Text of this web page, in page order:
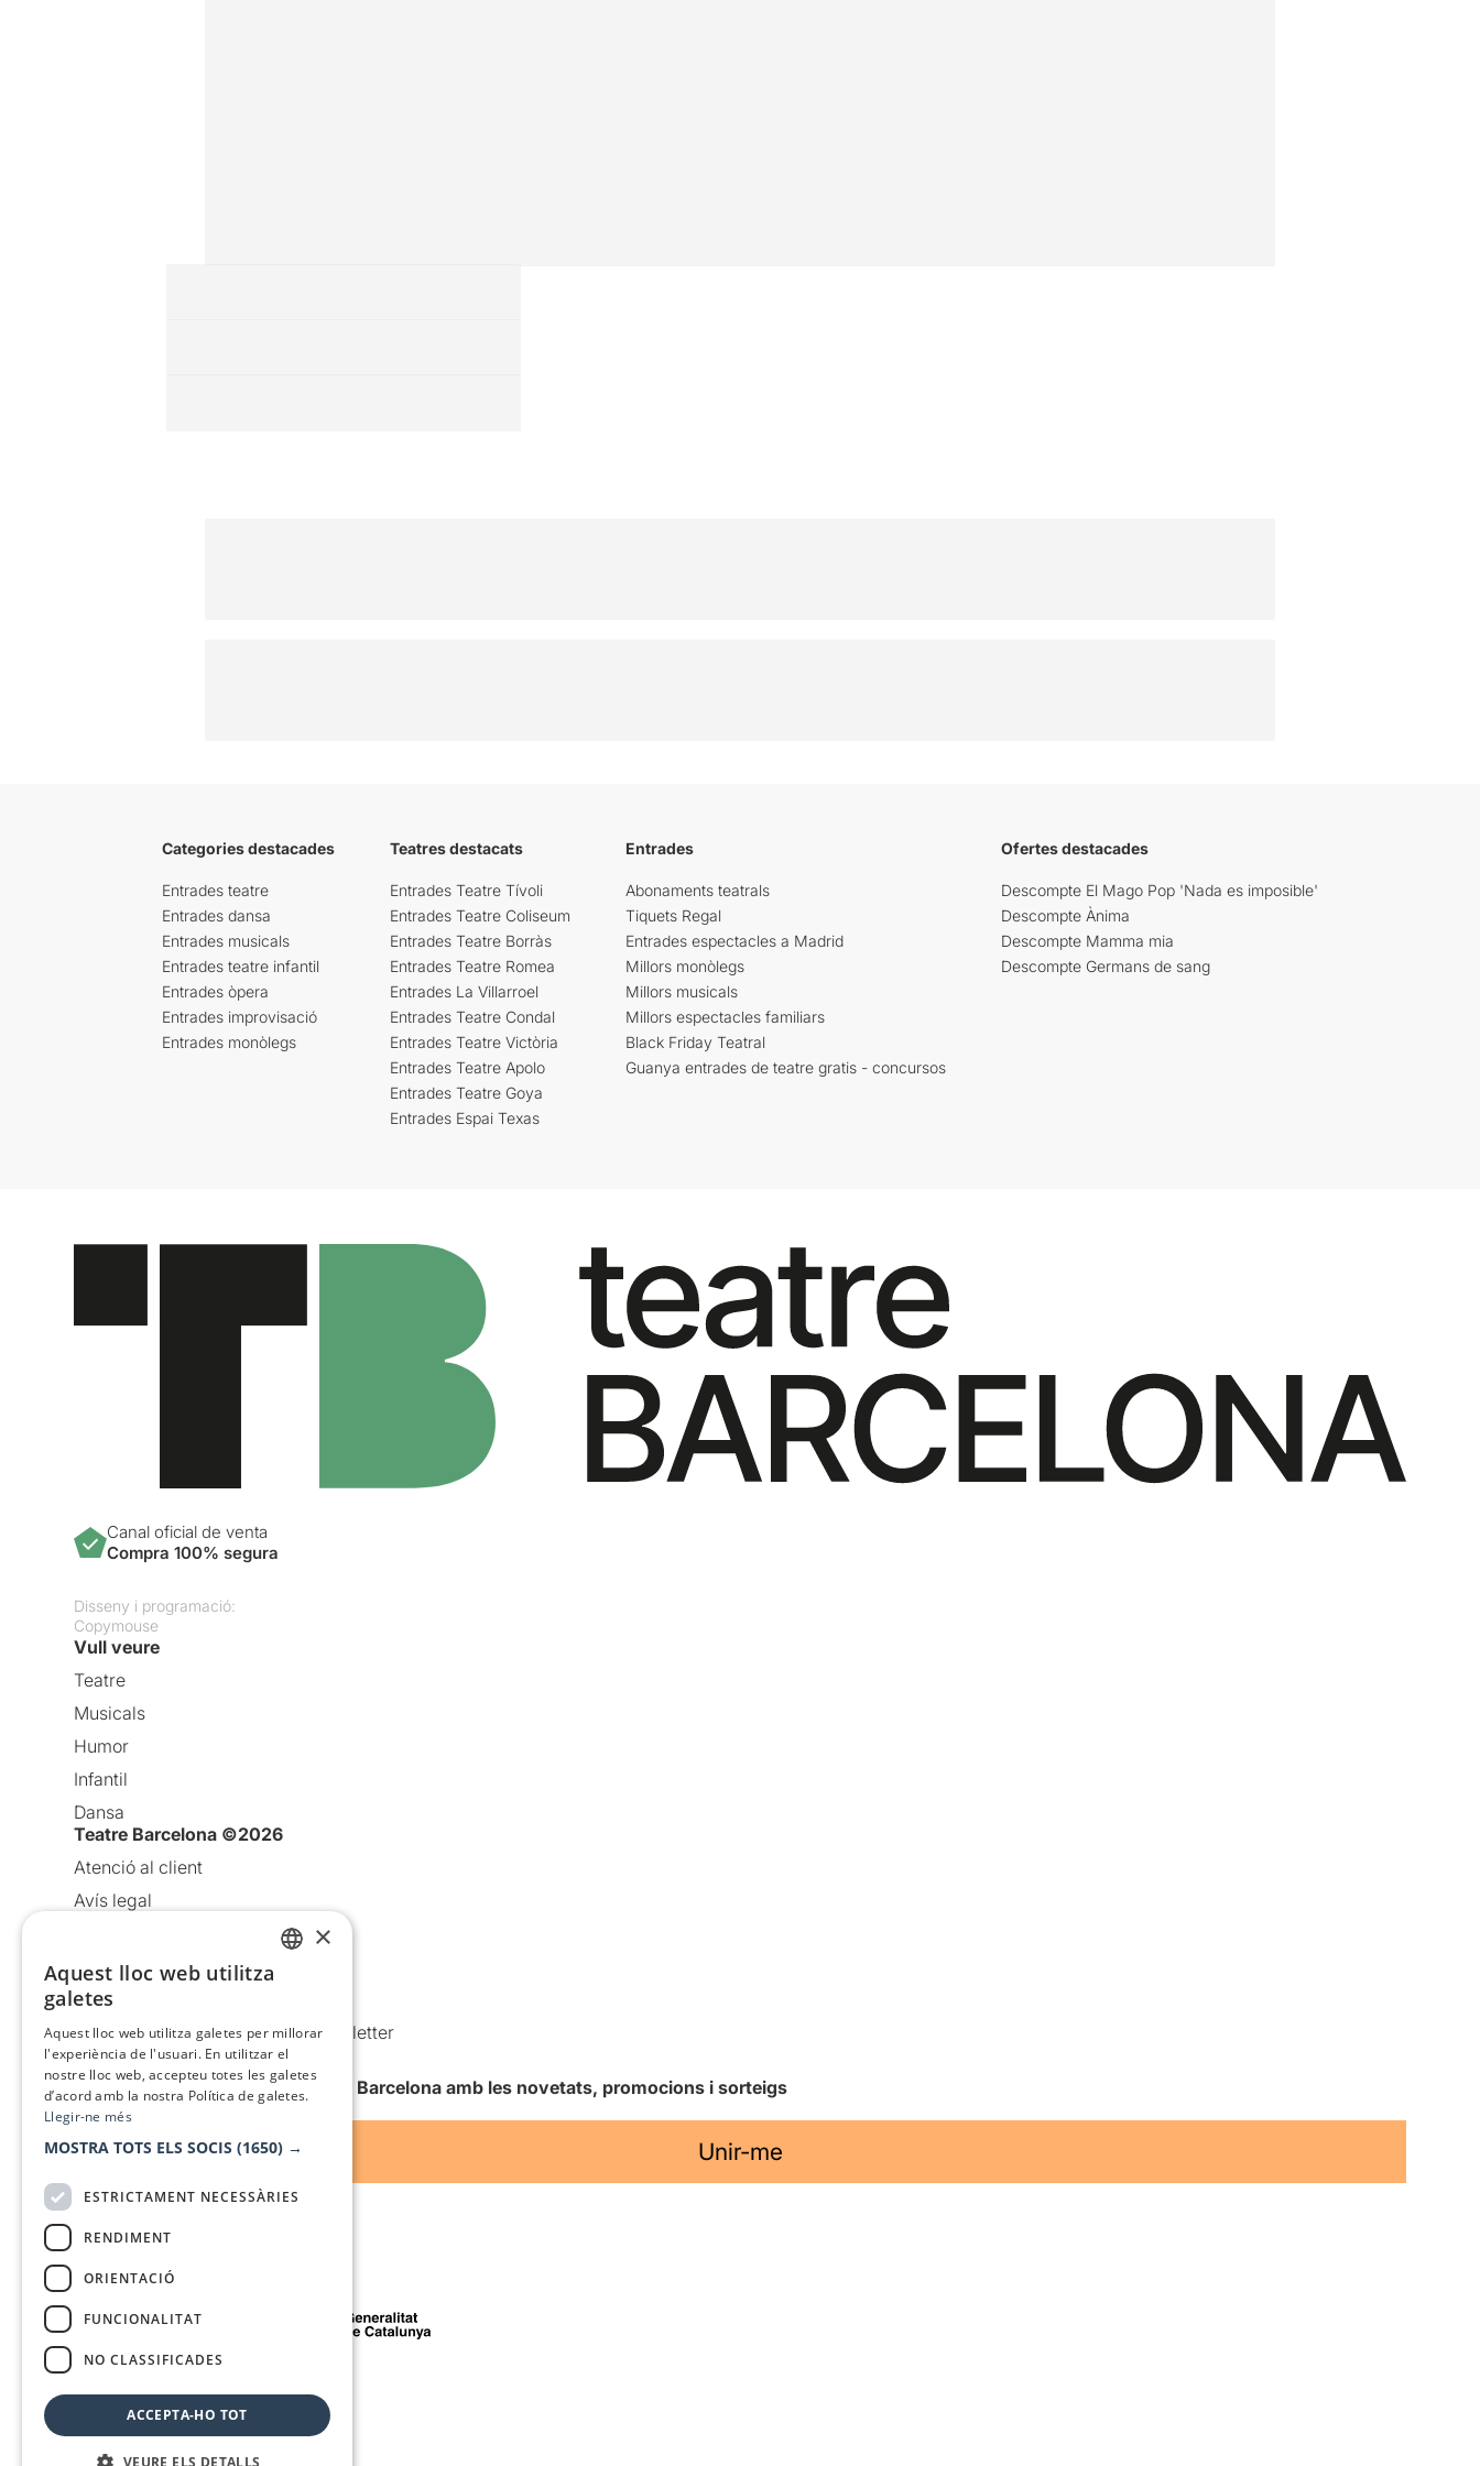
Categories destacades
Entrades teatre
Entrades dansa
Entrades musicals
Entrades teatre infantil
Entrades òpera
Entrades improvisació
Entrades monòlegs
Teatres destacats
Entrades Teatre Tívoli
Entrades Teatre Coliseum
Entrades Teatre Borràs
Entrades Teatre Romea
Entrades La Villarroel
Entrades Teatre Condal
Entrades Teatre Victòria
Entrades Teatre Apolo
Entrades Teatre Goya
Entrades Espai Texas
Entrades
Abonaments teatrals
Tiquets Regal
Entrades espectacles a Madrid
Millors monòlegs
Millors musicals
Millors espectacles familiars
Black Friday Teatral
Guanya entrades de teatre gratis - concursos
Ofertes destacades
Descompte El Mago Pop 'Nada es imposible'
Descompte Ànima
Descompte Mamma mia
Descompte Germans de sang
Canal oficial de venta
Compra 100% segura
Disseny i programació:
Copymouse
Vull veure
Teatre
Musicals
Humor
Infantil
Dansa
Teatre Barcelona ©2026
Atenció al client
Avís legal
Política de cookies
Condicions d’ús
Comunicacions comercials i Newsletter
Anuncia’t
Vull rebre la newsletter de Teatre Barcelona amb les novetats, promocions i sorteigs
Unir-me
Amb el suport de
×
Aquest lloc web utilitza
galetes
Aquest lloc web utilitza galetes per millorar
l'experiència de l'usuari. En utilitzar el
nostre lloc web, accepteu totes les galetes
d’acord amb la nostra Política de galetes.
Llegir-ne més
MOSTRA TOTS ELS SOCIS (1650) →
ESTRICTAMENT NECESSÀRIES
RENDIMENT
ORIENTACIÓ
FUNCIONALITAT
NO CLASSIFICADES
ACCEPTA-HO TOT
VEURE ELS DETALLS